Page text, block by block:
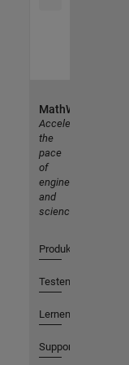
MathWorks
Accelerating
the
pace
of
engineering
and
science
Produkte
Testen oder Kaufen
Lernen
Support